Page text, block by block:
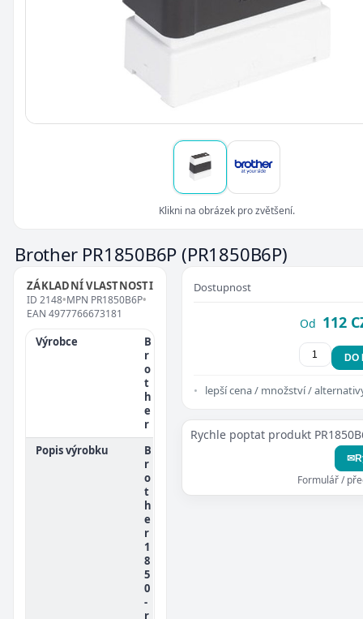
Klikni na obrázek pro zvětšení.
Brother PR1850B6P(PR1850B6P)
ZÁKLADNÍ VLASTNOSTI
ID 2148•MPN PR1850B6P•
EAN 4977766673181
Výrobce
B
r
o
t
h
e
r
Popis výrobku
B
r
o
t
h
e
r
1
8
5
0
-
r
Dostupnost
Od 112
DO
lepší cena / množství /
Rychle poptat produkt
✉
Formulář /